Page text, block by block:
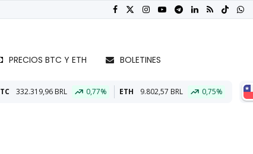
PRECIOS BTC Y ETH
BOLETINES
ETH 9.802,57 BRL 0,75% BTC 59.379.348,74 CLP